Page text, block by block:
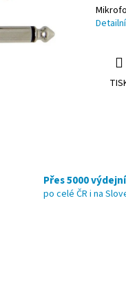
Přes 5000
po celé ČR i na